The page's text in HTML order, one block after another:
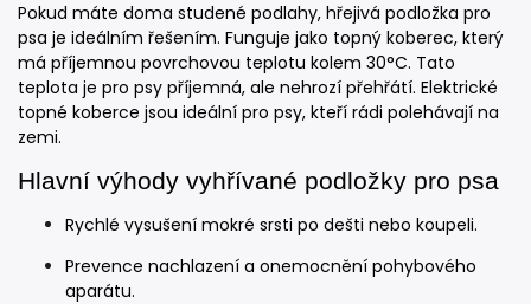
Pokud máte doma studené podlahy, hřejivá podložka pro
psa je ideálním řešením. Funguje jako topný koberec, který
má příjemnou povrchovou teplotu kolem 30°C. Tato
teplota je pro psy příjemná, ale nehrozí přehřátí. Elektrické
topné koberce jsou ideální pro psy, kteří rádi polehávají na
zemi.
Hlavní výhody vyhřívané podložky pro psa
Rychlé vysušení mokré srsti po dešti nebo koupeli.
Prevence nachlazení a onemocnění pohybového
aparátu.